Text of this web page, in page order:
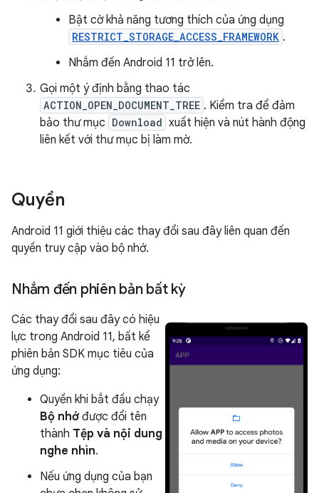
Bật cờ khả năng tương thích của ứng dụng
RESTRICT_STORAGE_ACCESS_FRAMEWORK .
Nhắm đến Android 11 trở lên.
Gọi một ý định bằng thao tác
ACTION_OPEN_DOCUMENT_TREE . Kiểm tra để đảm
bảo thư mục Download xuất hiện và nút hành động
liên kết với thư mục bị làm mờ.
Quyền
Android 11 giới thiệu các thay đổi sau đây liên quan đến
quyền truy cập vào bộ nhớ.
Nhắm đến phiên bản bất kỳ
Các thay đổi sau đây có hiệu
lực trong Android 11, bất kể
phiên bản SDK mục tiêu của
ứng dụng:
Quyền khi bắt đầu chạy
Bộ nhớ được đổi tên
thành Tệp và nội dung
nghe nhìn.
Nếu ứng dụng của bạn